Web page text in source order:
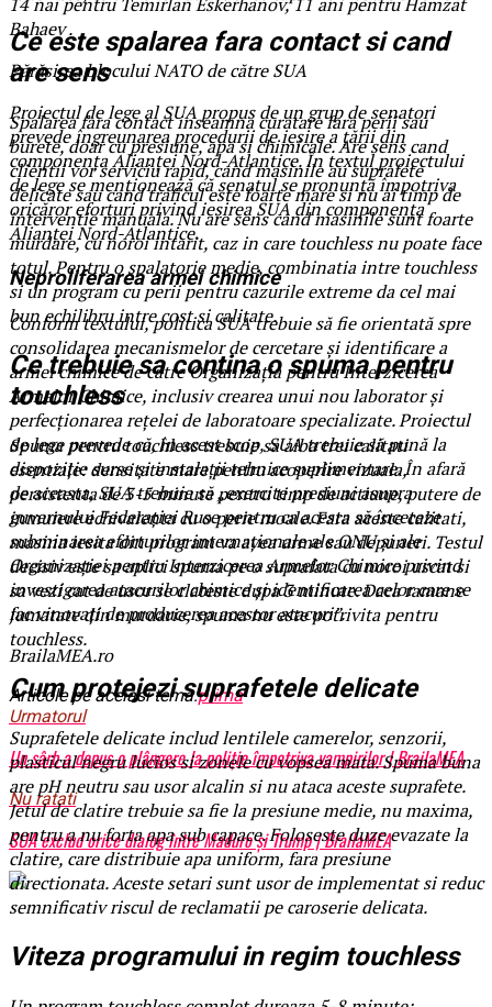
Bahaev .
Părăsirea blocului NATO de către SUA
Proiectul de lege al SUA propus de un grup de senatori
prevede îngreunarea procedurii de ieșire a țării din
componența Alianței Nord-Atlantice. În textul proiectului
de lege se menționează că senatul se pronunță împotriva
oricăror eforturi privind ieșirea SUA din componența
Alianței Nord-Atlantice.
Neproliferarea armei chimice
Conform textului, politica SUA trebuie să fie orientată spre
consolidarea mecanismelor de cercetare și identificare a
armei chimice de către Organizația pentru Interzicerea
Armelor Chimice, inclusiv crearea unui nou laborator și
perfecționarea rețelei de laboratoare specializate. Proiectul
de lege prevede că, în acest scop, SUA trebuie să pună la
dispoziție surse și instalații tehnice suplimentare. În afară
de aceasta, SUA trebuie să „exercite presiuni asupra
guvernului Federației Ruse pentru ca acesta să înceteze
subminarea eforturilor internaționale ale ONU și ale
Organizației pentru Interzicerea Armelor Chimice privind
investigarea atacurilor chimice și identificarea celor care se
fac vinovați de producerea acestor atacuri”.
BrailaMEA.ro
Articole pe aceiasi tema:prima
Urmatorul
Un sârb a depus o plângere la poliție împotriva vampirilor | BrailaMEA
Nu ratati
SUA exclud orice dialog între Maduro și Trump | BrailaMEA
Ce este spalarea fara contact si cand
are sens
Spalarea fara contact inseamna curatare fara perii sau
burete, doar cu presiune, apa si chimicale. Are sens cand
clientii vor serviciu rapid, cand masinile au suprafete
delicate sau cand traficul este foarte mare si nu ai timp de
interventie manuala. Nu are sens cand masinile sunt foarte
murdare, cu noroi intarit, caz in care touchless nu poate face
totul. Pentru o spalatorie medie, combinatia intre touchless
si un program cu perii pentru cazurile extreme da cel mai
bun echilibru intre cost si calitate.
Ce trebuie sa contina o spuma pentru
touchless
Spuma pentru touchless trebuie sa aiba trei calitati
esentiale: densitate mare pentru acoperire vizuala,
persistenta de 3-5 minute pentru timp de actiune, putere de
inmuiere echivalenta cu o perie moale. Fara aceste calitati,
masina iesita din program va avea urme sau depuneri. Testul
decisiv este sa aplici spuma pe o suprafata cu noroi uscat si
sa vezi cat de usor se clateste dupa 3 minute. Daca ramane
jumatate din murdarie, spuma nu este potrivita pentru
touchless.
Cum protejezi suprafetele delicate
Suprafetele delicate includ lentilele camerelor, senzorii,
plasticul negru lucios si zonele cu vopsea mata. Spuma buna
are pH neutru sau usor alcalin si nu ataca aceste suprafete.
Jetul de clatire trebuie sa fie la presiune medie, nu maxima,
pentru a nu forta apa sub capace. Foloseste duze evazate la
clatire, care distribuie apa uniform, fara presiune
directionata. Aceste setari sunt usor de implementat si reduc
semnificativ riscul de reclamatii pe caroserie delicata.
Viteza programului in regim touchless